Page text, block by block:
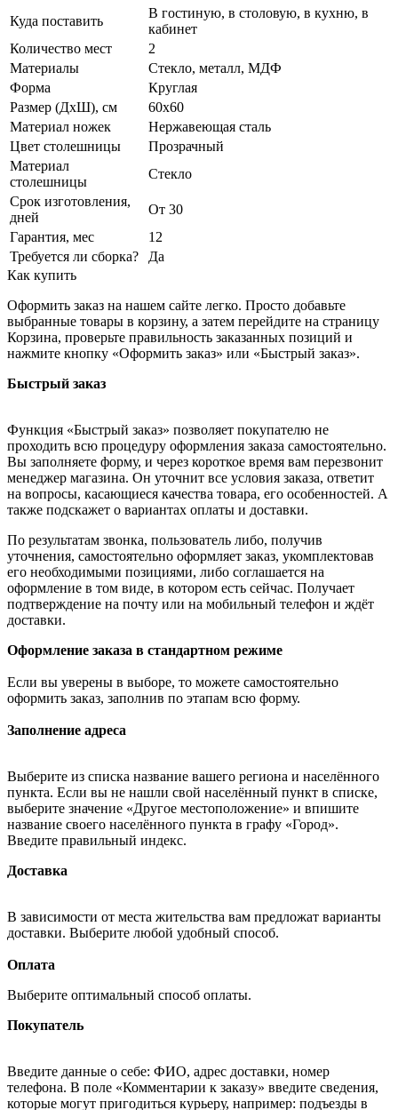
Куда поставить
В гостиную, в столовую, в кухню, в
кабинет
Количество мест
2
Материалы
Стекло, металл, МДФ
Форма
Круглая
Размер (ДхШ), см
60х60
Материал ножек
Нержавеющая сталь
Цвет столешницы
Прозрачный
Материал
столешницы
Стекло
Срок изготовления,
дней
От 30
Гарантия, мес
12
Требуется ли сборка?
Да
Как купить
Оформить заказ на нашем сайте легко. Просто добавьте
выбранные товары в корзину, а затем перейдите на страницу
Корзина, проверьте правильность заказанных позиций и
нажмите кнопку «Оформить заказ» или «Быстрый заказ».
Быстрый заказ
Функция «Быстрый заказ» позволяет покупателю не
проходить всю процедуру оформления заказа самостоятельно.
Вы заполняете форму, и через короткое время вам перезвонит
менеджер магазина. Он уточнит все условия заказа, ответит
на вопросы, касающиеся качества товара, его особенностей. А
также подскажет о вариантах оплаты и доставки.
По результатам звонка, пользователь либо, получив
уточнения, самостоятельно оформляет заказ, укомплектовав
его необходимыми позициями, либо соглашается на
оформление в том виде, в котором есть сейчас. Получает
подтверждение на почту или на мобильный телефон и ждёт
доставки.
Оформление заказа в стандартном режиме
Если вы уверены в выборе, то можете самостоятельно
оформить заказ, заполнив по этапам всю форму.
Заполнение адреса
Выберите из списка название вашего региона и населённого
пункта. Если вы не нашли свой населённый пункт в списке,
выберите значение «Другое местоположение» и впишите
название своего населённого пункта в графу «Город».
Введите правильный индекс.
Доставка
В зависимости от места жительства вам предложат варианты
доставки. Выберите любой удобный способ.
Оплата
Выберите оптимальный способ оплаты.
Покупатель
Введите данные о себе: ФИО, адрес доставки, номер
телефона. В поле «Комментарии к заказу» введите сведения,
которые могут пригодиться курьеру, например: подъезды в